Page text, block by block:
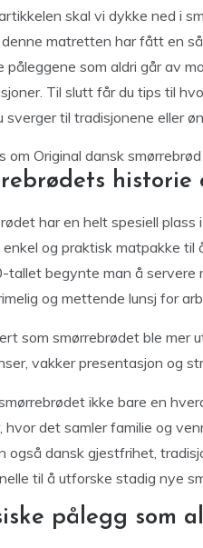
skal vi dykke ned i
matretten har fått en
påleggene som aldri går av
Til slutt får du tips til
sverger til tradisjonene eller
om Original dansk
har en helt spesiell
og praktisk matpakke til
tallet begynte man å servere
og mettende lunsj for
som smørrebrødet ble mer
vakker presentasjon og
ikke bare en
hvor det samler familie og
også dansk gjestfrihet,
til å utforske stadig nye
pålegg som